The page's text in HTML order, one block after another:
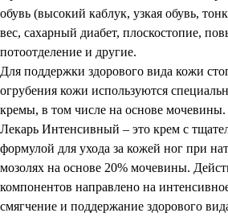
обувь (высокий каблук, узкая обувь,
вес, сахарный диабет, плоскостопие,
потоотделение и другие.
Для поддержки здорового вида кожи
огрубения кожи используются
кремы, в том числе на основе мочевины.
Лекарь Интенсивный – это крем с
формулой для ухода за кожей ног при
мозолях на основе 20% мочевины.
компонентов направлено на
смягчение и поддержание здорового